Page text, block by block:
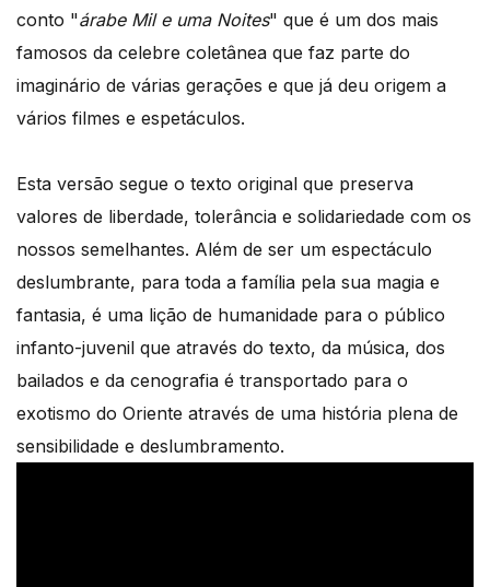
conto "árabe Mil e uma Noites" que é um dos mais
famosos da celebre coletânea que faz parte do
imaginário de várias gerações e que já deu origem a
vários filmes e espetáculos.
Esta versão segue o texto original que preserva
valores de liberdade, tolerância e solidariedade com os
nossos semelhantes. Além de ser um espectáculo
deslumbrante, para toda a família pela sua magia e
fantasia, é uma lição de humanidade para o público
infanto-juvenil que através do texto, da música, dos
bailados e da cenografia é transportado para o
exotismo do Oriente através de uma história plena de
sensibilidade e deslumbramento.